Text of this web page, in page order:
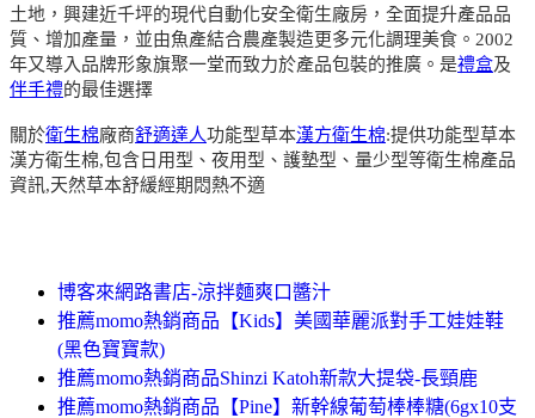
土地，興建近千坪的現代自動化安全衛生廠房，全面提升產品品
質、增加產量，並由魚產結合農產製造更多元化調理美食。2002
年又導入品牌形象旗聚一堂而致力於產品包裝的推廣。是禮盒及
伴手禮的最佳選擇
關於衛生棉廠商舒適達人功能型草本漢方衛生棉:提供功能型草本
漢方衛生棉,包含日用型、夜用型、護墊型、量少型等衛生棉產品
資訊,天然草本舒緩經期悶熱不適
博客來網路書店-涼拌麵爽口醬汁
推薦momo熱銷商品【Kids】美國華麗派對手工娃娃鞋
(黑色寶寶款)
推薦momo熱銷商品Shinzi Katoh新款大提袋-長頸鹿
推薦momo熱銷商品【Pine】新幹線葡萄棒棒糖(6gx10支